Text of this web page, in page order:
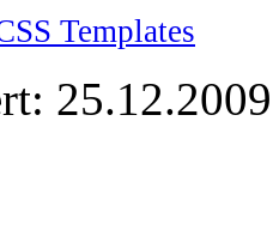
Templates
25.12.2009